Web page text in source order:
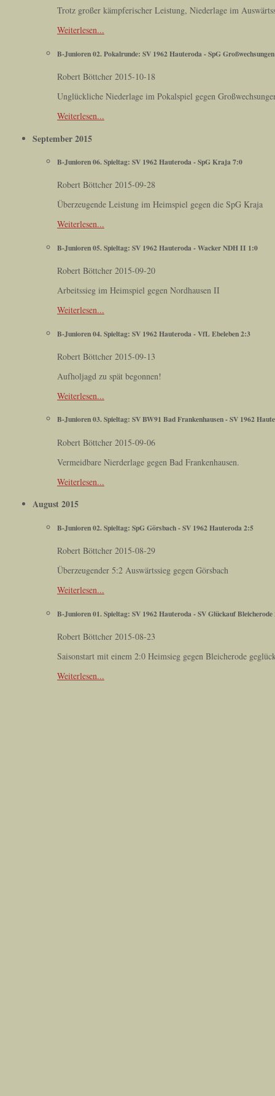
Trotz großer kämpferischer Leistung, Niederlage im
Weiterlesen...
B-Junioren 02. Pokalrunde: SV 1962 Hauteroda - SpG
Robert Böttcher 2015-10-18
Unglückliche Niederlage im Pokalspiel gegen
Weiterlesen...
September 2015
B-Junioren 06. Spieltag: SV 1962 Hauteroda - SpG Kraja 7:0
Robert Böttcher 2015-09-28
Überzeugende Leistung im Heimspiel gegen die SpG Kraja
Weiterlesen...
B-Junioren 05. Spieltag: SV 1962 Hauteroda - Wacker NDH II 1:0
Robert Böttcher 2015-09-20
Arbeitssieg im Heimspiel gegen Nordhausen II
Weiterlesen...
B-Junioren 04. Spieltag: SV 1962 Hauteroda - VfL Ebeleben 2:3
Robert Böttcher 2015-09-13
Aufholjagd zu spät begonnen!
Weiterlesen...
B-Junioren 03. Spieltag: SV BW91 Bad Frankenhausen - SV 1962
Robert Böttcher 2015-09-06
Vermeidbare Nierderlage gegen Bad Frankenhausen.
Weiterlesen...
August 2015
B-Junioren 02. Spieltag: SpG Görsbach - SV 1962 Hauteroda 2:5
Robert Böttcher 2015-08-29
Überzeugender 5:2 Auswärtssieg gegen Görsbach
Weiterlesen...
B-Junioren 01. Spieltag: SV 1962 Hauteroda - SV Glückauf Bleicherode
Robert Böttcher 2015-08-23
Saisonstart mit einem 2:0 Heimsieg gegen Bleicherode
Weiterlesen...